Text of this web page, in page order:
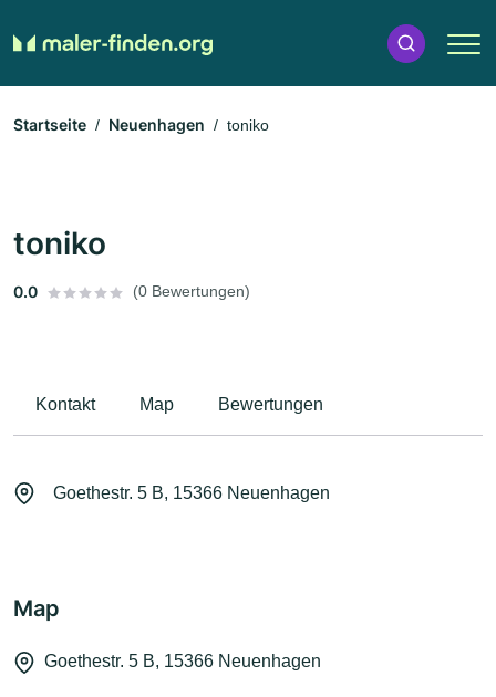
Startseite Neuenhagen toniko
toniko
0.0 (0 Bewertungen)
Kontakt Map Bewertungen
Goethestr. 5 B, 15366 Neuenhagen
Map
Goethestr. 5 B, 15366 Neuenhagen